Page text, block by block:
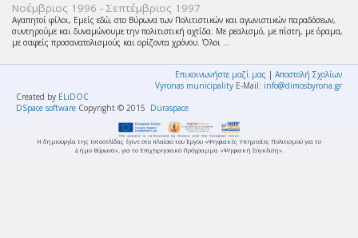
Νοέμβριος 1996 - Σεπτέμβριος 1997
Αγαπητοί φίλοι, Εμείς εδώ, στο Βύρωνα των Πολιτιστικών και αγωνιστικών παραδόσεων,
συντηρούμε και δυναμώνουμε την πολιτιστική αχτίδα. Με ρεαλισμό, με πίστη, με όραμα,
με σαφείς προσανατολισμούς και ορίζοντα χρόνου. Όλοι ...
Επικοινωνήστε μαζί μας | Αποστολή Σχολίων
Vyronas municipality E-Mail: info@dimosbyrona.gr
Created by ELiDOC
DSpace software Copyright © 2015 Duraspace
Η δημιουργία της Ιστοσελίδας έγινε στο πλαίσιο του Έργου «Ψηφιακές Υπηρεσίες Πολιτισμού για το
Δήμο Βύρωνα», για το Επιχειρησιακό Πρόγραμμα «Ψηφιακή Σύγκλιση».